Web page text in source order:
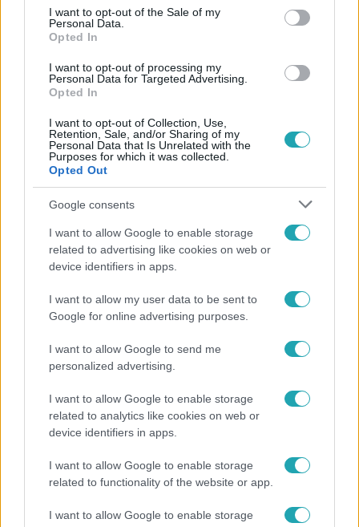
consent section.
I want to opt-out of the Sale of my
Personal Data.
Opted In
I want to opt-out of processing my
Personal Data for Targeted Advertising.
Opted In
I want to opt-out of Collection, Use,
Retention, Sale, and/or Sharing of my
Personal Data that Is Unrelated with the
Purposes for which it was collected.
Opted Out
Google consents
I want to allow Google to enable storage
related to advertising like cookies on web or
device identifiers in apps.
I want to allow my user data to be sent to
Google for online advertising purposes.
I want to allow Google to send me
personalized advertising.
I want to allow Google to enable storage
related to analytics like cookies on web or
device identifiers in apps.
I want to allow Google to enable storage
related to functionality of the website or app.
I want to allow Google to enable storage
Népszerű
Kitört a lecsó-láz! Íme 3 tuti recept az